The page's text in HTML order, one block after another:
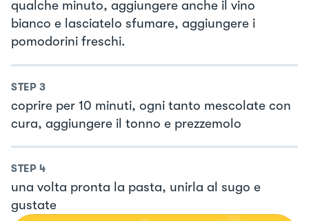
qualche minuto, aggiungere anche il vino
bianco e lasciatelo sfumare, aggiungere i
pomodorini freschi.
STEP 3
coprire per 10 minuti, ogni tanto mescolate con
cura, aggiungere il tonno e prezzemolo
STEP 4
una volta pronta la pasta, unirla al sugo e
gustate